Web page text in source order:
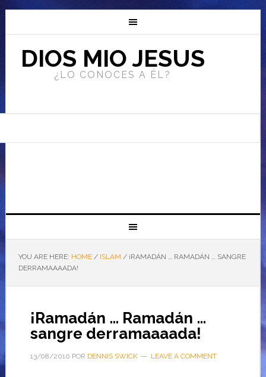
DIOS MIO JESUS
¿LO CONOCES A ÉL?
YOU ARE HERE: HOME / ISLAM /¡RAMADÁN … RAMADÁN … SANGRE
DERRAMAAAADA!
¡Ramadán … Ramadán …
sangre derramaaaada!
13/08/2010 POR DENNIS SWICK LEAVE A COMMENT